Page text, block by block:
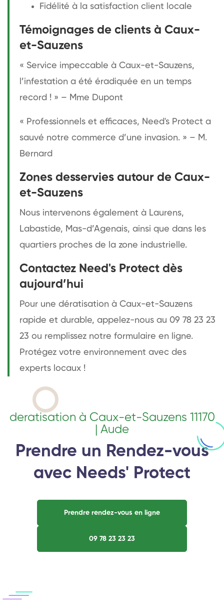
Fidélité à la satisfaction client locale
Témoignages de clients à Caux-
et-Sauzens
« Service impeccable à Caux-et-Sauzens,
l’infestation a été éradiquée en un temps
record ! » – Mme Dupont
« Professionnels et efficaces, Need's Protect a
sauvé notre commerce d’une invasion. » – M.
Bernard
Zones desservies autour de Caux-
et-Sauzens
Nous intervenons également à Laurens,
Labastide, Mas-d’Agenais, ainsi que dans les
quartiers proches de la zone industrielle.
Contactez Need's Protect dès
aujourd’hui
Pour une dératisation à Caux-et-Sauzens
rapide et durable, appelez-nous au 09 78 23 23
23 ou remplissez notre formulaire en ligne.
Protégez votre environnement avec des
experts locaux !
deratisation à Caux-et-Sauzens 11170
| Aude
Prendre un Rendez-vous
avec Needs' Protect
Prendre rendez-vous en ligne
09 78 23 23 23